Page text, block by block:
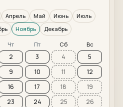
Апрель Май Июнь
Июль
Ноябрь Декабрь
Чт Пт Сб Вс
2 3 4
5
9 10 11
12
16 17 18
19
23 24 25
26